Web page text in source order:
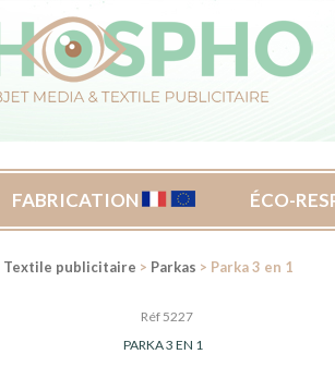
FABRICATION ÉCO-
Textile publicitaire > Parkas > Parka 3 en 1
Réf 5227
PARKA 3 EN 1